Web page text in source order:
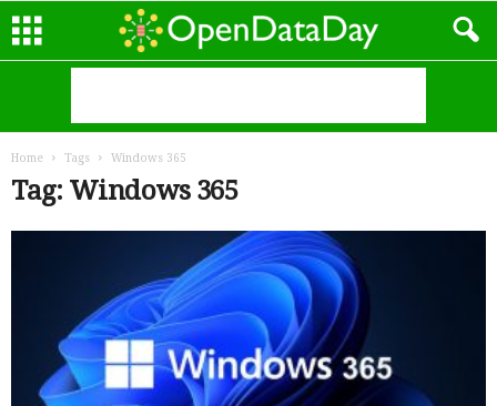
Home Tags Windows 365
Tag: Windows 365